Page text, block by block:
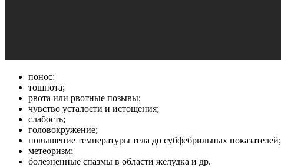
понос;
тошнота;
рвота или рвотные позывы;
чувство усталости и истощения;
слабость;
головокружение;
повышение температуры тела до субфебрильных показателей;
метеоризм;
болезненные спазмы в области желудка и др.